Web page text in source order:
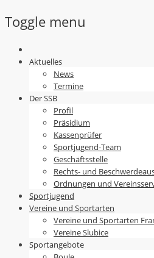
Toggle menu
Skip
Aktuelles
News
Termine
Der SSB
Profil
Präsidium
Kassenprüfer
Sportjugend-Team
Geschäftsstelle
Rechts- und
Ordnungen und
Sportjugend
Vereine und Sportarten
Vereine und Sportarten
Vereine Slubice
Sportangebote